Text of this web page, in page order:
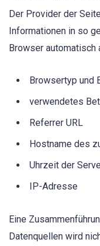
Der Provider der
Informationen in so
Browser automatisch
Browsertyp und
verwendetes
Referrer URL
Hostname des
Uhrzeit der
IP-Adresse
Eine
Datenquellen wird